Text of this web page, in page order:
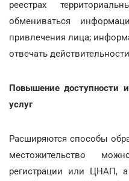
реестрах
обмениваться
привлечения лица;
отвечать
Повышение доступности
услуг
Расширяются способы
местожительство
регистрации или ЦНАП, а